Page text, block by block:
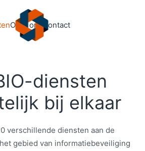
Over onsContact
diensten
bij elkaar
verschillende diensten aan de
gebied van informatiebeveiliging